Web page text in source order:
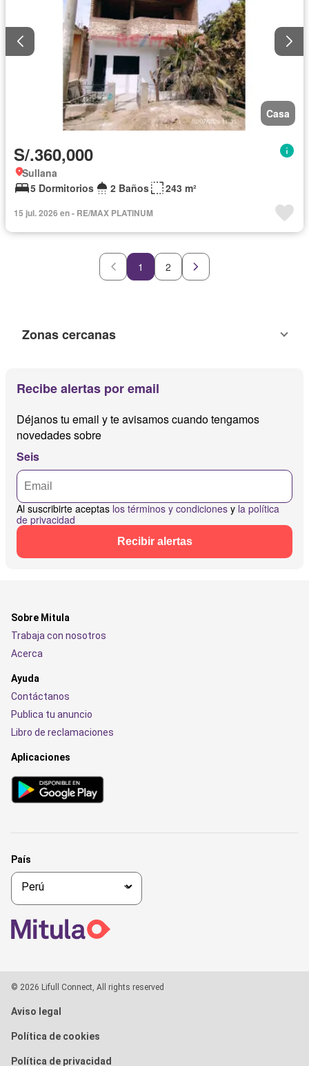
Casa
S/.360,000
Sullana
5 Dormitorios
2 Baños 243 m²
15 jul. 2026 en - RE/MAX PLATINUM
1 2
Zonas cercanas
Recibe alertas por email
Déjanos tu email y te avisamos cuando tengamos
novedades sobre
Seis
Al suscribirte aceptas los términos y condiciones y la política
de privacidad
Recibir alertas
Sobre Mitula
Trabaja con nosotros
Acerca
Ayuda
Contáctanos
Publica tu anuncio
Libro de reclamaciones
Aplicaciones
País
© 2026 Lifull Connect, All rights reserved
Aviso legal
Política de cookies
Política de privacidad